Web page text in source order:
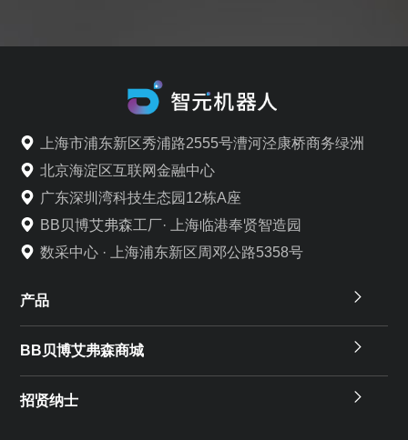
上海市浦东新区秀浦路2555号漕河泾康桥商务绿洲
北京海淀区互联网金融中心
广东深圳湾科技生态园12栋A座
BB贝博艾弗森工厂· 上海临港奉贤智造园
数采中心 · 上海浦东新区周邓公路5358号
产品
BB贝博艾弗森商城
招贤纳士